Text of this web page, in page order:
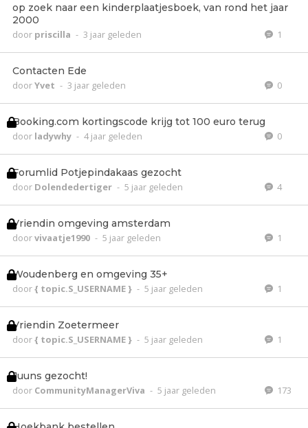
op zoek naar een kinderplaatjesboek, van rond het jaar
2000
door priscilla - 3 jaar geleden 1
Contacten Ede
doorYvet - 3 jaar geleden 0
Booking.com kortingscode krijg tot 100 euro terug
door ladywhy - 4 jaar geleden 0
Forumlid Potjepindakaas gezocht
door Dolendedertiger - 5 jaar geleden 4
Vriendin omgeving amsterdam
doorvivaatje1990 - 5 jaar geleden 1
Woudenberg en omgeving 35+
door{ topic.S_USERNAME } - 5 jaar geleden 1
Vriendin Zoetermeer
door{ topic.S_USERNAME } - 5 jaar geleden 1
Juuns gezocht!
door CommunityManagerViva - 5 jaar geleden 173